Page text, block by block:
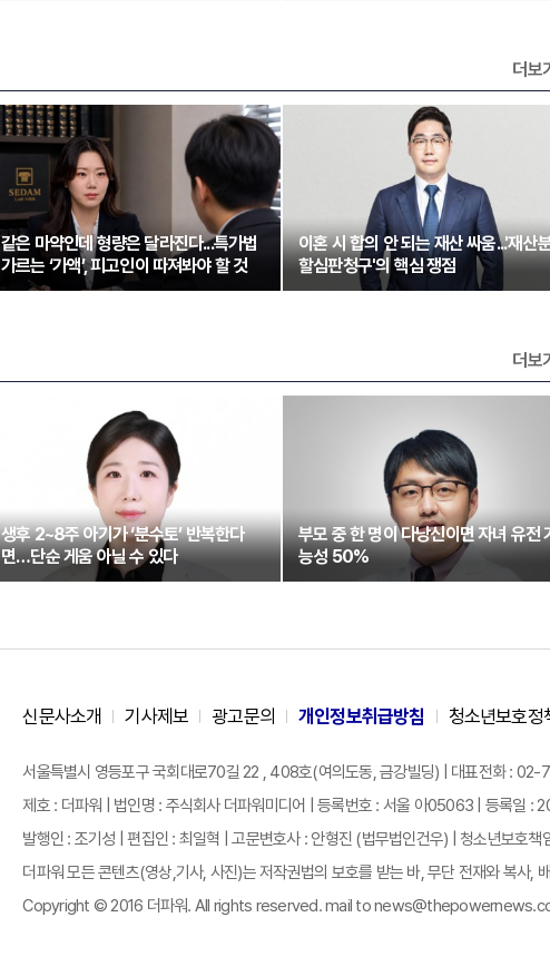
더보기
같은 마약인데 형량은 달라진다...특가법
가르는 ‘가액’, 피고인이 따져봐야 할 것
이혼 시 합의 안 되는 재산 싸움...'재산
할심판청구'의 핵심 쟁점
더보기
생후 2~8주 아기가 ‘분수토’ 반복한다
면…단순 게움 아닐 수 있다
부모 중 한 명이 다낭신이면 자녀 유전
능성 50%
신문사소개 기사제보 광고문의 개인정보취급방침 청소년보호정
서울특별시 영등포구 국회대로70길 22 , 408호(여의도동, 금강빌딩) | 대표전화 :
제호 : 더파워 | 법인명 : 주식회사 더파워미디어 | 등록번호 : 서울 아05063 | 등록일
발행인 : 조기성 | 편집인 : 최일혁 | 고문변호사 : 안형진 (법무법인건우) | 청소년보호책
더파워 모든 콘텐츠(영상,기사, 사진)는 저작권법의 보호를 받는 바, 무단 전재와 복사,
Copyright © 2016 더파워. All rights reserved. mail to